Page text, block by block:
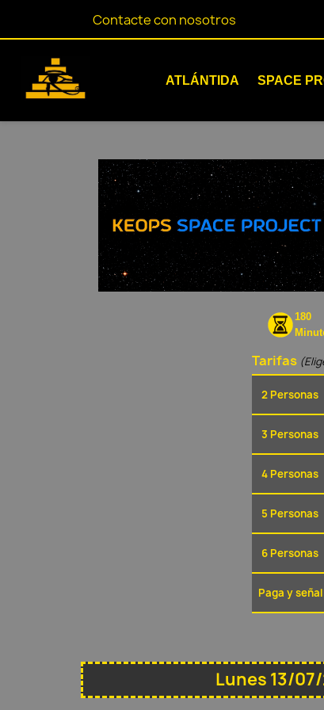
Contacte con nosotros
ATLÁNTIDA SPACE
180
Tarifas
2 Personas
3 Personas
4 Personas
5 Personas
6 Personas
Paga y señal
Lunes 13/07/